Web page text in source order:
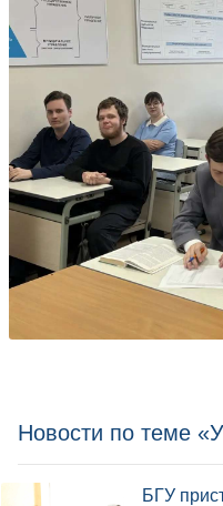
Новости по теме
БГУ